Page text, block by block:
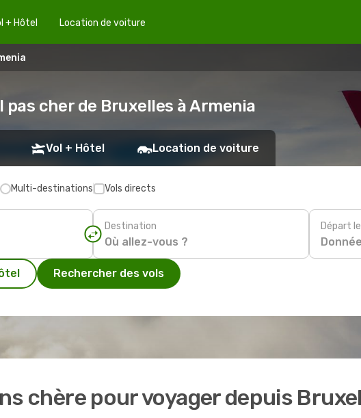
+ Hôtel Location de voiture
pas cher de Bruxelles à Armenia
Vol + Hôtel Location de voiture
Multi-destinations Vols directs
Destination Départ le
Rechercher des vols
chère pour voyager depuis